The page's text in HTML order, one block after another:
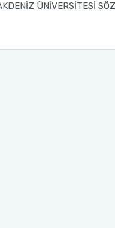
ÜNİVERSİTESİ